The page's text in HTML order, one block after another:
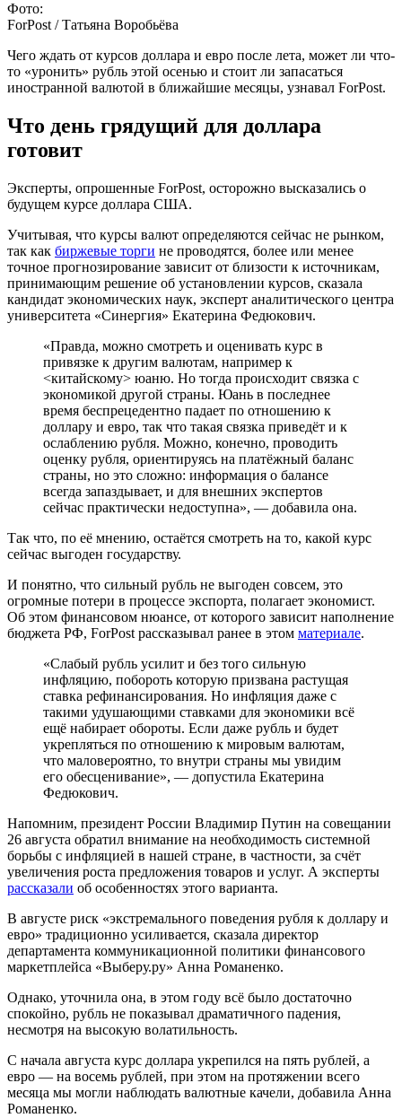
Фото:
ForPost / Татьяна Воробьёва
Чего ждать от курсов доллара и евро после лета, может ли что-
то «уронить» рубль этой осенью и стоит ли запасаться
иностранной валютой в ближайшие месяцы, узнавал ForPost.
Что день грядущий для доллара
готовит
Эксперты, опрошенные ForPost, осторожно высказались о
будущем курсе доллара США.
Учитывая, что курсы валют определяются сейчас не рынком,
так как биржевые торги не проводятся, более или менее
точное прогнозирование зависит от близости к источникам,
принимающим решение об установлении курсов, сказала
кандидат экономических наук, эксперт аналитического центра
университета «Синергия» Екатерина Федюкович.
«Правда, можно смотреть и оценивать курс в
привязке к другим валютам, например к
<китайскому> юаню. Но тогда происходит связка с
экономикой другой страны. Юань в последнее
время беспрецедентно падает по отношению к
доллару и евро, так что такая связка приведёт и к
ослаблению рубля. Можно, конечно, проводить
оценку рубля, ориентируясь на платёжный баланс
страны, но это сложно: информация о балансе
всегда запаздывает, и для внешних экспертов
сейчас практически недоступна», — добавила она.
Так что, по её мнению, остаётся смотреть на то, какой курс
сейчас выгоден государству.
И понятно, что сильный рубль не выгоден совсем, это
огромные потери в процессе экспорта, полагает экономист.
Об этом финансовом нюансе, от которого зависит наполнение
бюджета РФ, ForPost рассказывал ранее в этом материале.
«Слабый рубль усилит и без того сильную
инфляцию, побороть которую призвана растущая
ставка рефинансирования. Но инфляция даже с
такими удушающими ставками для экономики всё
ещё набирает обороты. Если даже рубль и будет
укрепляться по отношению к мировым валютам,
что маловероятно, то внутри страны мы увидим
его обесценивание», — допустила Екатерина
Федюкович.
Напомним, президент России Владимир Путин на совещании
26 августа обратил внимание на необходимость системной
борьбы с инфляцией в нашей стране, в частности, за счёт
увеличения роста предложения товаров и услуг. А эксперты
рассказали об особенностях этого варианта.
В августе риск «экстремального поведения рубля к доллару и
евро» традиционно усиливается, сказала директор
департамента коммуникационной политики финансового
маркетплейса «Выберу.ру» Анна Романенко.
Однако, уточнила она, в этом году всё было достаточно
спокойно, рубль не показывал драматичного падения,
несмотря на высокую волатильность.
С начала августа курс доллара укрепился на пять рублей, а
евро — на восемь рублей, при этом на протяжении всего
месяца мы могли наблюдать валютные качели, добавила Анна
Романенко.